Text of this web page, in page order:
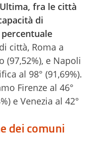
Ultima, fra le città
di
città, Roma a
(97,52%), e Napoli
al 98° (91,69%).
Firenze al 46°
e Venezia al 42°
dei comuni